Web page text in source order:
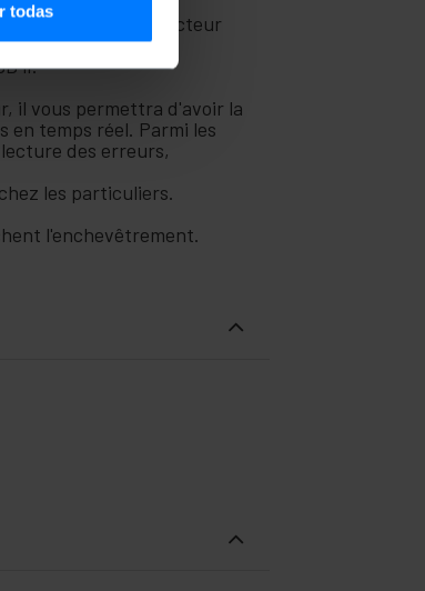
todas
avec un connecteur
lI.
il vous permettra d'avoir la
en temps réel. Parmi les
des erreurs,
les particuliers.
l'enchevêtrement.